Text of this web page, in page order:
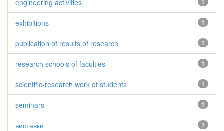
1
engineering activities
1
exhibitions
1
publication of results of research
1
research schools of faculties
1
scientific-research work of students
1
seminars
1
виставки